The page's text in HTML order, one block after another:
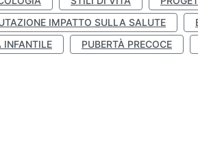
IMPATTO SULLA SALUTE
INFANTILE PUBERTÀ PRECOCE